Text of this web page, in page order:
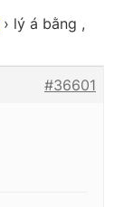
› lý á bằng ,
#36601